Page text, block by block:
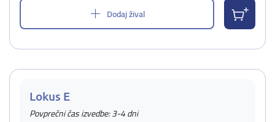
Dodaj žival
Lokus E
Povprečni čas izvedbe: 3-4 dni